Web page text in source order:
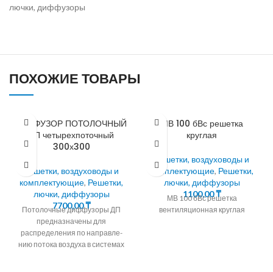
лючки, диффузоры
ПОХОЖИЕ ТОВАРЫ
ДИФФУЗОР ПОТОЛОЧНЫЙ
ДП четырехпоточный
300х300
Решетки, воздуховоды и
комплектующие, Решетки,
лючки, диффузоры
7700,00₸
Потолочные диффузоры ДП
предназначены для
распределения по направле-
нию потока воздуха в системах
МВ 100 бВс решетка
круглая
Решетки, воздуховоды и
комплектующие, Решетки,
лючки, диффузоры
1100,00₸
МВ 100 бВс решетка
вентиляционная круглая